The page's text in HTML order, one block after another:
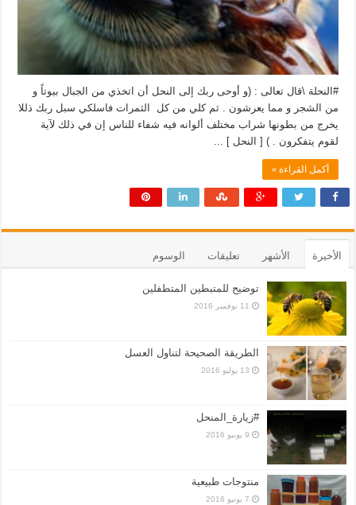
#النحلة \قال تعالى : (و أوحى ربك إلى النحل أن اتخذي من الجبال بيوتاً و
من الشجر و مما يعرشون . ثم كلي من كل الثمرات فاسلكي سبل ربك ذللا
يخرج من بطونها شراب مختلف ألوانه فيه شفاء للناس إن في ذلك لآية
لقوم يتفكرون . ) [ النحل ] ...
أكمل القراءة »
الأخيرة الأشهر تعليقات الوسوم
توضيح للمتبطين المتطفلين
11 نوفمبر 2016
الطريقة الصحيحة لتناول العسل
13 يوليو 2016
#زيارة_المنحل
9 يونيو 2016
منتوجات طبيعية
7 يونيو 2016